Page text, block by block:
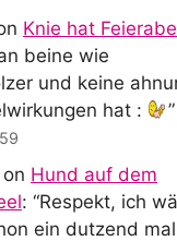
Knie hat
beine wie
und keine
hat :
”
on Hund auf dem
: “Respekt, ich
ein dutzend